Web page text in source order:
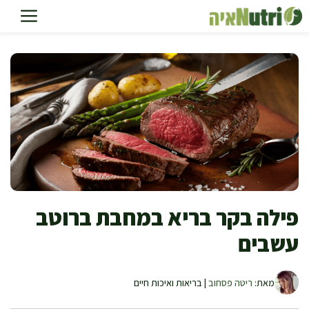
לדלג
לתוכן
פילה בקר בריא במחבת ברוטב
עשבים
מאת: ריטה פסחוב | בריאות ואיכות חיים